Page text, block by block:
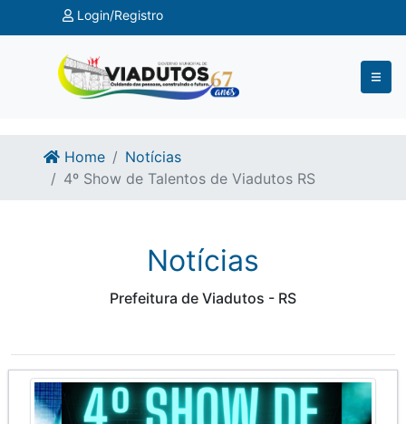
Ir para o conteúdo
Ir para o fim do conteúdo
Login/Registro
Home
Notícias
4º Show de Talentos de Viadutos RS
Notícias
Prefeitura de Viadutos - RS